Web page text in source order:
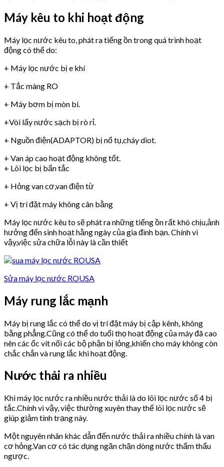
Máy kêu to khi hoạt động
Máy lọc nước kêu to, phát ra tiếng ồn trong quá trình hoạt
động có thể do:
+ Máy lọc nước bị e khí
+ Tắc màng RO
+ Máy bơm bị mòn bi.
+Vòi lấy nước sạch bị rò rỉ.
+ Nguồn điện(ADAPTOR) bị nổ tụ,cháy diot.
+ Van áp cao hoạt động không tốt.
+ Lõi lọc bị bẩn tắc
+ Hỏng van cơ,van điện từ
+ Vị trí đặt máy không cân bằng
Máy lọc nước kêu to sẽ phát ra những tiếng ồn rất khó chịu,ảnh
hưởng đến sinh hoạt hằng ngày của gia đình bạn. Chính vì
vậy,việc sửa chữa lỗi này là cần thiết
Sửa máy lọc nước ROUSA
Máy rung lắc mạnh
Máy bị rung lắc có thể do vị trí đặt máy bị cập kênh, không
bằng phẳng.Cũng có thể do tuổi thọ hoạt động của máy đã cao
nên các ốc vít nối các bộ phận bị lỏng,khiến cho máy không còn
chắc chắn và rung lắc khi hoạt động.
Nước thải ra nhiều
Khi máy lọc nước ra nhiều nước thải là do lõi lọc nước số 4 bị
tắc.Chính vì vậy, việc thường xuyên thay thế lõi lọc nước sẽ
giúp giảm tình trạng này.
Một nguyên nhân khác dẫn đến nước thải ra nhiều chính là van
cơ hỏng.Van cơ có tác dụng ngăn chặn dòng nước thẩm thấu
ngược.